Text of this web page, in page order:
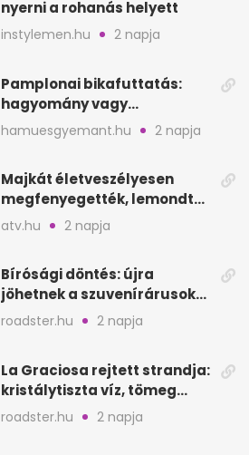
nyerni a rohanás helyett
instylemen.hu 2 napja
Pamplonai bikafuttatás:
hagyomány vagy
értelmetlen vérontás?
hamuesgyemant.hu 2 napja
Majkát életveszélyesen
megfenyegették, lemondta
a sepsiszentgyörgyi
atv.hu 2 napja
Bírósági döntés: újra
jöhetnek a szuvenírárusok
Európa ikonikus helyére
roadster.hu 2 napja
La Graciosa rejtett strandja:
kristálytiszta víz, tömeg
nélkül
roadster.hu 2 napja